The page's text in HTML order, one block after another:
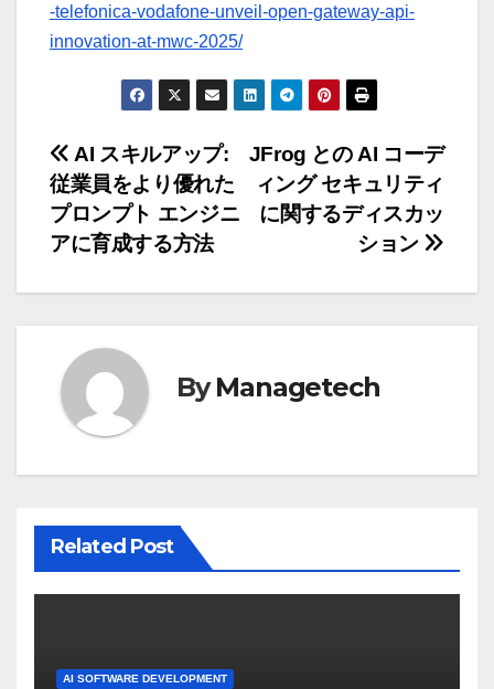
-telefonica-vodafone-unveil-open-gateway-api-
innovation-at-mwc-2025/
投
稿
ナ
ビ
ゲ
ー
シ
ョ
ン
JFrog との AI コーデ
ィング セキュリティ
に関するディスカッ
ション
AI スキルアップ:
従業員をより優れた
プロンプト エンジニ
アに育成する方法
ByManagetech
Related Post
AI SOFTWARE DEVELOPMENT